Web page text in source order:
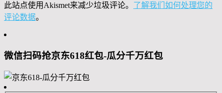
此站点使用Akismet来减少垃圾评论。 了解我们如何处理您的
评论数据。
微信扫码抢京东618红包-瓜分千万红包